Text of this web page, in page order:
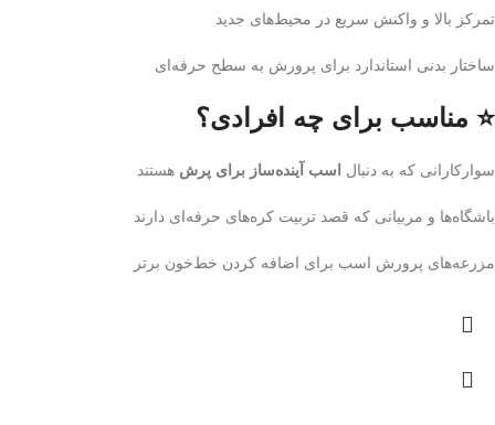
تمرکز بالا و واکنش سریع در محیط‌های جدید
ساختار بدنی استاندارد برای پرورش به سطح حرفه‌ای
⭐ مناسب برای چه افرادی؟
سوارکارانی که به دنبال اسب آینده‌ساز برای پرش هستند
باشگاه‌ها و مربیانی که قصد تربیت کره‌های حرفه‌ای دارند
مزرعه‌های پرورش اسب برای اضافه کردن خط‌خون برتر